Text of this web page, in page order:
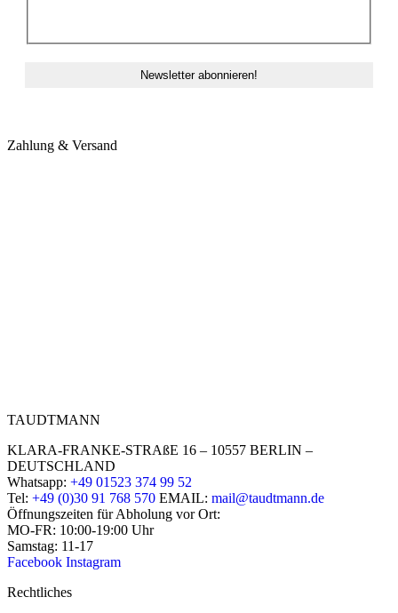
Zahlung & Versand
TAUDTMANN
KLARA-FRANKE-STRAßE 16 – 10557 BERLIN –
DEUTSCHLAND
Whatsapp: +49 01523 374 99 52
Tel: +49 (0)30 91 768 570 EMAIL: mail@taudtmann.de
Öffnungszeiten für Abholung vor Ort:
MO-FR: 10:00-19:00 Uhr
Samstag: 11-17
Facebook Instagram
Rechtliches